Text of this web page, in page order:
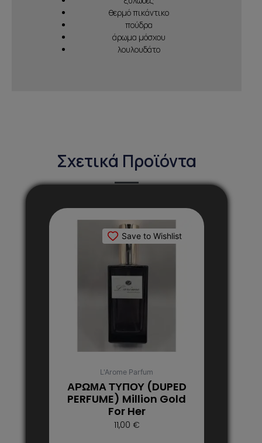
θερμό πικάντικο
πούδρα
άρωμα μόσχου
λουλουδάτο
Σχετικά Προϊόντα
Save to Wishlist
L'Arome Parfum
ΑΡΩΜΑ ΤΥΠΟΥ (DUPED
PERFUME) Million Gold
For Her
11,00 €
το
προϊόν
έχει
παραλλαγές.
Οι
να
επιλεγούν
στη
σελίδα
του
προϊόντος